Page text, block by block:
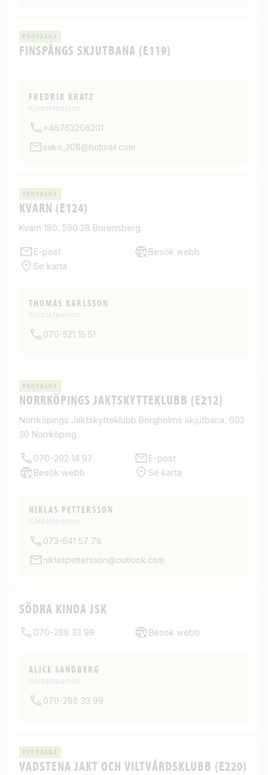
PROVBANA
FINSPÅNGS SKJUTBANA (E119)
FREDRIK KRATZ
Kontaktperson
+46763206201
sako_308@hotmail.com
PROVBANA
KVARN (E124)
Kvarn 180, 590 28 Borensberg
E-post
Besök webb
Se karta
THOMAS KARLSSON
Kontaktperson
070-521 15 51
PROVBANA
NORRKÖPINGS JAKTSKYTTEKLUBB (E212)
Norrköpings Jaktskytteklubb Borgholms skjutbana, 602
30 Norrköping
070-202 14 97
E-post
Besök webb
Se karta
NIKLAS PETTERSSON
Kontaktperson
073-641 57 78
niklaspettersson@outlook.com
SÖDRA KINDA JSK
070-288 33 99 Besök webb
ALICE SANDBERG
Kontaktperson
070-288 33 99
PROVBANA
VADSTENA JAKT OCH VILTVÅRDSKLUBB (E220)